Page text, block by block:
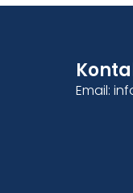
Email: